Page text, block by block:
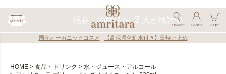
国産オーガニックコスメ 【高保湿化粧水付き】日焼け止め
HOME 食品・ドリンク
水・ジュース・アルコール